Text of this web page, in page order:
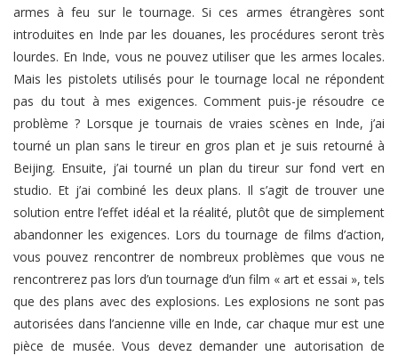
armes à feu sur le tournage. Si ces armes étrangères sont
introduites en Inde par les douanes, les procédures seront très
lourdes. En Inde, vous ne pouvez utiliser que les armes locales.
Mais les pistolets utilisés pour le tournage local ne répondent
pas du tout à mes exigences. Comment puis-je résoudre ce
problème ? Lorsque je tournais de vraies scènes en Inde, j’ai
tourné un plan sans le tireur en gros plan et je suis retourné à
Beijing. Ensuite, j’ai tourné un plan du tireur sur fond vert en
studio. Et j’ai combiné les deux plans. Il s’agit de trouver une
solution entre l’effet idéal et la réalité, plutôt que de simplement
abandonner les exigences. Lors du tournage de films d’action,
vous pouvez rencontrer de nombreux problèmes que vous ne
rencontrerez pas lors d’un tournage d’un film « art et essai », tels
que des plans avec des explosions. Les explosions ne sont pas
autorisées dans l’ancienne ville en Inde, car chaque mur est une
pièce de musée. Vous devez demander une autorisation de